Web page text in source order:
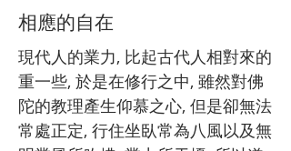
相應的自在
現代人的業力, 比起古代人相對來的
重一些, 於是在修行之中, 雖然對佛
陀的教理產生仰慕之心, 但是卻無法
常處正定, 行住坐臥常為八風以及無